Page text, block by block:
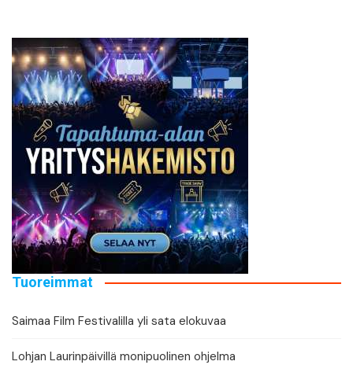
Tuoreimmat
Saimaa Film Festivalilla yli sata elokuvaa
Lohjan Laurinpäivillä monipuolinen ohjelma